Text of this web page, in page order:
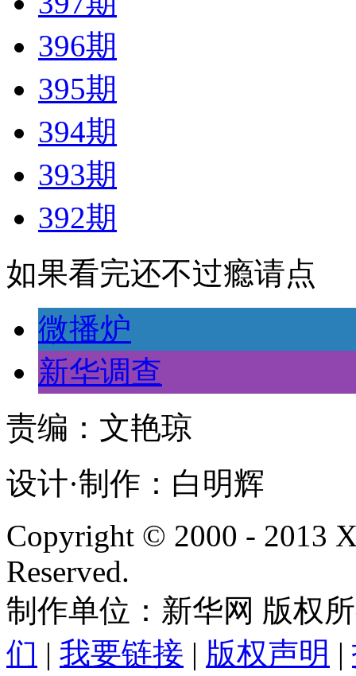
396期
395期
394期
393期
392期
如果看完还不过瘾请点
微播炉
新华调查
责编：文艳琼
设计·制作：白明辉
Copyright © 2000 - 2013
Reserved.
制作单位：新华网 版权
们 | 我要链接 | 版权声明 |